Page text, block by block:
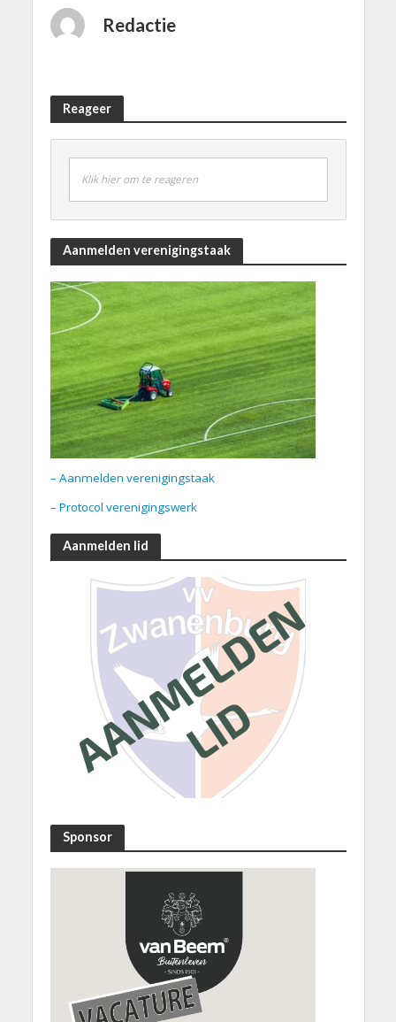
Redactie
Reageer
Klik hier om te reageren
Aanmelden verenigingstaak
– Aanmelden verenigingstaak
– Protocol verenigingswerk
Aanmelden lid
Sponsor